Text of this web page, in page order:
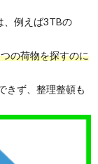
、例えば3TBの
の荷物を探すのに
きず、整理整頓も